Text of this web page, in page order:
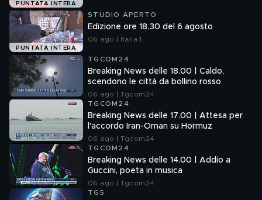
PUNTATA INTERA
PUNTATA INTERA
STUDIO APERTO
Edizione ore 18.30 del 6 agosto
06 ago | Italia 1
TGCOM24
Breaking News delle 18.00 | Caldo,
scendono le città da bollino rosso
06 ago | Tgcom24
TGCOM24
Breaking News delle 17.00 | Attesa per
l'accordo Iran-Oman su Hormuz
06 ago | Tgcom24
TGCOM24
Breaking News delle 14.00 | Addio a
Guccini, poeta in musica
06 ago | Tgcom24
TG5